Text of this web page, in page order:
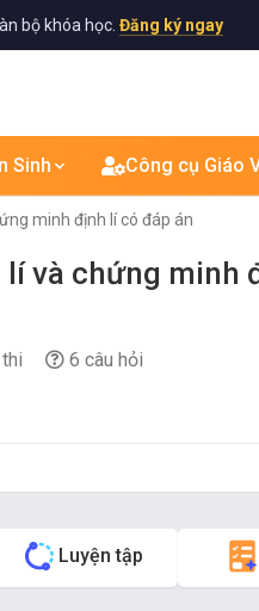
bộ khóa học. Đăng ký ngay
Sinh Công cụ Giáo
minh định lí có đáp án
lí và chứng minh
6 câu hỏi
Luyện tập